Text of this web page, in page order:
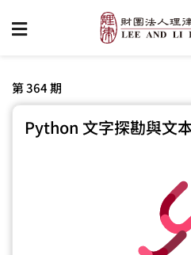
第 364 期
Python 文字探勘與文